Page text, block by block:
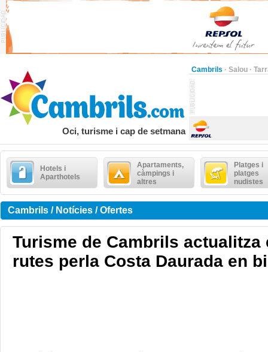
Cambrils · Salou ·
Oci, turisme i cap de setmana
Hotels i
Aparthotels
Apartaments,
càmpings i
altres
Platges i
platges
nudistes
Cambrils / Notícies / Ofertes
Turisme de Cambrils actualitza
rutes perla Costa Daurada en